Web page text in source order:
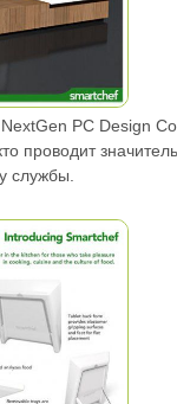
PC Design
проводит
службы.